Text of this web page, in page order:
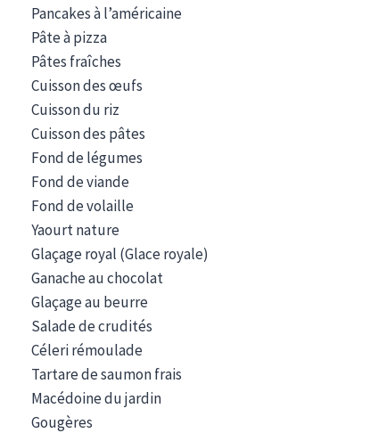
Pancakes à l’américaine
Pâte à pizza
Pâtes fraîches
Cuisson des œufs
Cuisson du riz
Cuisson des pâtes
Fond de légumes
Fond de viande
Fond de volaille
Yaourt nature
Glaçage royal (Glace royale)
Ganache au chocolat
Glaçage au beurre
Salade de crudités
Céleri rémoulade
Tartare de saumon frais
Macédoine du jardin
Gougères